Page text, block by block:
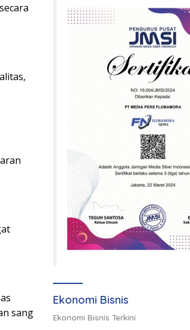
sang
Ekonomi Bisnis
Ekonomi Bisnis Terkini